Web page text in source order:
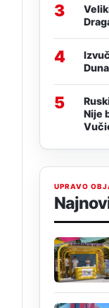
3
4
5
Nije
UPRAVO